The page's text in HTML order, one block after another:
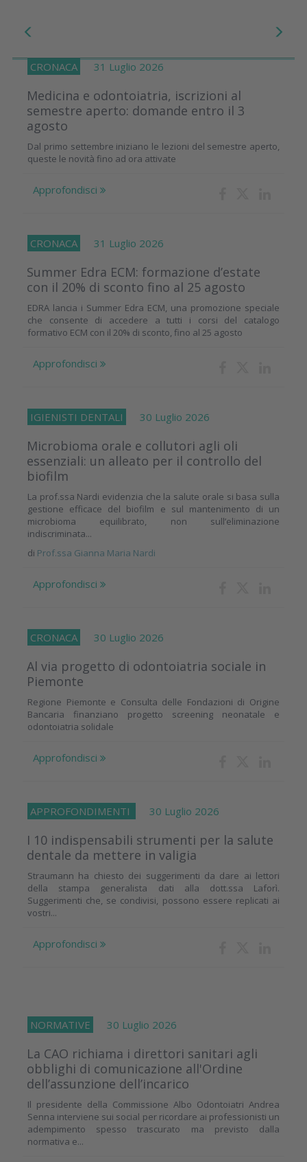
CRONACA 31 Luglio 2026
Medicina e odontoiatria, iscrizioni al
semestre aperto: domande entro il 3
agosto
Dal primo settembre iniziano le lezioni del semestre aperto,
queste le novità fino ad ora attivate
Approfondisci
CRONACA 31 Luglio 2026
Summer Edra ECM: formazione d’estate
con il 20% di sconto fino al 25 agosto
EDRA lancia i Summer Edra ECM, una promozione speciale
che consente di accedere a tutti i corsi del catalogo
formativo ECM con il 20% di sconto, fino al 25 agosto
Approfondisci
IGIENISTI DENTALI 30 Luglio 2026
Microbioma orale e collutori agli oli
essenziali: un alleato per il controllo del
biofilm
La prof.ssa Nardi evidenzia che la salute orale si basa sulla
gestione efficace del biofilm e sul mantenimento di un
microbioma equilibrato, non sull’eliminazione
indiscriminata...
di Prof.ssa Gianna Maria Nardi
Approfondisci
CRONACA 30 Luglio 2026
Al via progetto di odontoiatria sociale in
Piemonte
Regione Piemonte e Consulta delle Fondazioni di Origine
Bancaria finanziano progetto screening neonatale e
odontoiatria solidale
Approfondisci
APPROFONDIMENTI 30 Luglio 2026
I 10 indispensabili strumenti per la salute
dentale da mettere in valigia
Straumann ha chiesto dei suggerimenti da dare ai lettori
della stampa generalista dati alla dott.ssa Laforì.
Suggerimenti che, se condivisi, possono essere replicati ai
vostri...
Approfondisci
NORMATIVE 30 Luglio 2026
La CAO richiama i direttori sanitari agli
obblighi di comunicazione all'Ordine
dell’assunzione dell’incarico
Il presidente della Commissione Albo Odontoiatri Andrea
Senna interviene sui social per ricordare ai professionisti un
adempimento spesso trascurato ma previsto dalla
normativa e...